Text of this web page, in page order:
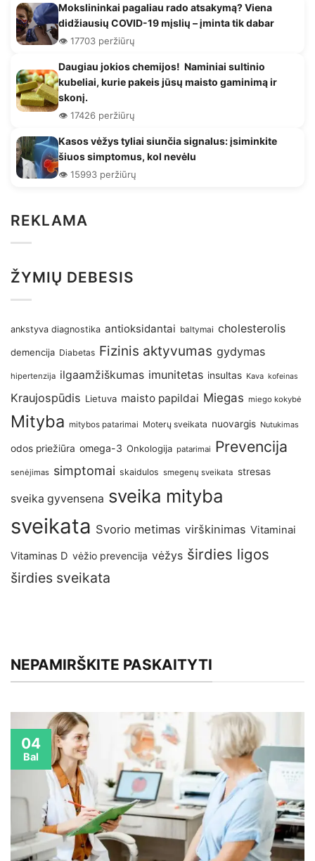
Mokslininkai pagaliau rado atsakymą? Viena
didžiausių COVID-19 mįslių – įminta tik dabar
👁️ 17703 peržiūrų
Daugiau jokios chemijos! Naminiai sultinio
kubeliai, kurie pakeis jūsų maisto gaminimą ir
skonį.
👁️ 17426 peržiūrų
Kasos vėžys tyliai siunčia signalus: įsiminkite
šiuos simptomus, kol nevėlu
👁️ 15993 peržiūrų
REKLAMA
ŽYMIŲ DEBESIS
ankstyva diagnostika antioksidantai baltymai cholesterolis
demencija Diabetas Fizinis aktyvumas gydymas
hipertenzija ilgaamžiškumas imunitetas insultas Kava kofeinas
Kraujospūdis Lietuva maisto papildai Miegas miego kokybė
Mityba mitybos patarimai Moterų sveikata nuovargis Nutukimas
odos priežiūra omega-3 Onkologija patarimai Prevencija
senėjimas simptomai skaidulos smegenų sveikata stresas
sveika gyvensena sveika mityba
sveikata Svorio metimas virškinimas Vitaminai
Vitaminas D vėžio prevencija vėžys širdies ligos
širdies sveikata
NEPAMIRŠKITE PASKAITYTI
04
Bal